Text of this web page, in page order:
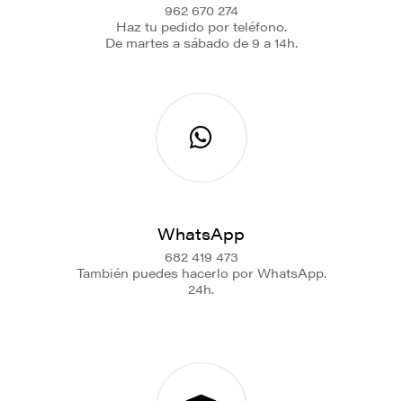
962 670 274
Haz tu pedido por teléfono.
De martes a sábado de 9 a 14h.
WhatsApp
682 419 473
También puedes hacerlo por WhatsApp.
24h.